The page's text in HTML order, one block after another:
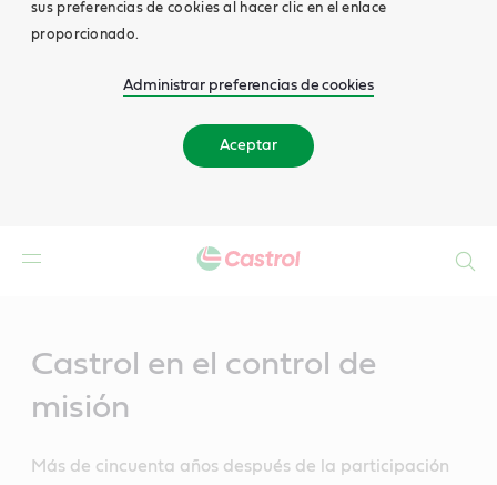
sus preferencias de cookies al hacer clic en el enlace
proporcionado.
Administrar preferencias de cookies
Aceptar
Castrol en el control de
misión
Más de cincuenta años después de la participación